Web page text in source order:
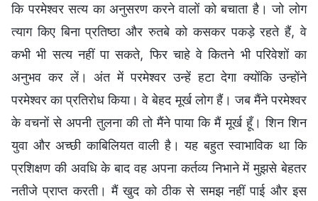
कि परमेश्वर सत्य का अनुसरण करने वालों को बचाता है। जो लोग
त्याग किए बिना प्रतिष्ठा और रुतबे को कसकर पकड़े रहते हैं, वे
कभी भी सत्य नहीं पा सकते, फिर चाहे वे कितने भी परिवेशों का
अनुभव कर लें। अंत में परमेश्वर उन्हें हटा देगा क्योंकि उन्होंने
परमेश्वर का प्रतिरोध किया। वे बेहद मूर्ख लोग हैं। जब मैंने परमेश्वर
के वचनों से अपनी तुलना की तो मैंने पाया कि मैं मूर्ख हूँ। शिन शिन
युवा और अच्छी काबिलियत वाली है। यह बहुत स्वाभाविक था कि
प्रशिक्षण की अवधि के बाद वह अपना कर्तव्य निभाने में मुझसे बेहतर
नतीजे प्राप्त करती। मैं खुद को ठीक से समझ नहीं पाई और इस